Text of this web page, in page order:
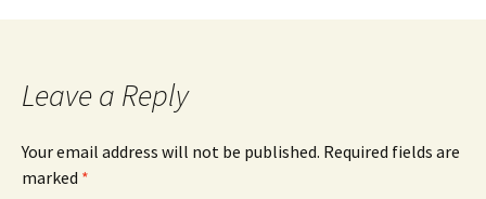
Leave a Reply
Your email address will not be published. Required fields are
marked *